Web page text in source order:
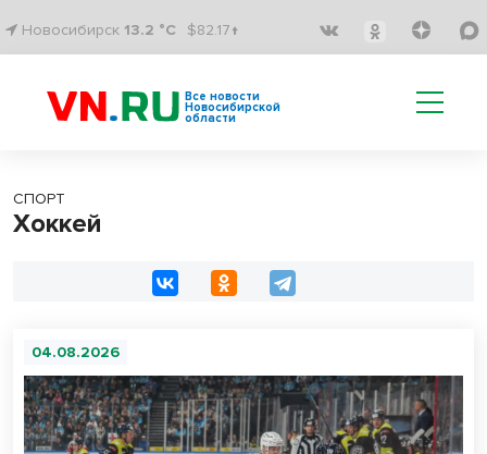
Новосибирск 13.2 °C $82.17↑
Все новости
Новосибирской
области
СПОРТ
Хоккей
04.08.2026